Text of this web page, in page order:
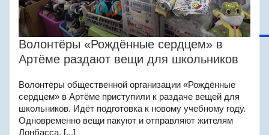
Волонтёры «Рождённые сердцем» в
Артёме раздают вещи для школьников
Волонтёры общественной организации «Рождённые
сердцем» в Артёме приступили к раздаче вещей для
школьников. Идёт подготовка к новому учебному году.
Одновременно вещи пакуют и отправляют жителям
Донбасса. [...]